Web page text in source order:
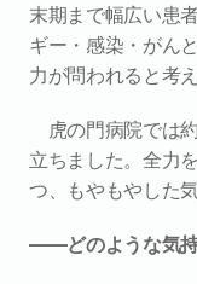
末期まで幅広い患
ギー・感染・がん
力が問われると考
虎の門病院では
立ちました。全力
つ、もやもやした
――どのような気持